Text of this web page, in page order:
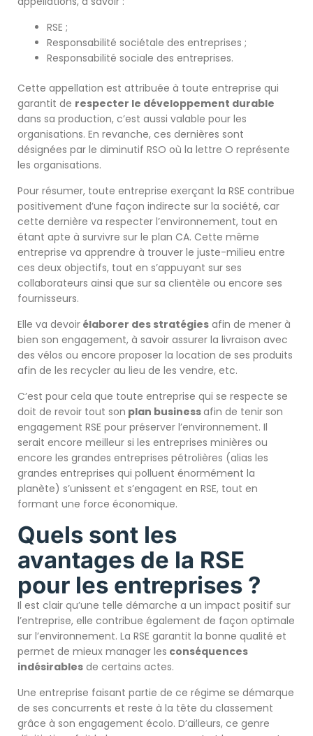
RSE ;
Responsabilité sociétale des entreprises ;
Responsabilité sociale des entreprises.
Cette appellation est attribuée à toute entreprise qui
garantit de respecter le développement durable
dans sa production, c’est aussi valable pour les
organisations. En revanche, ces dernières sont
désignées par le diminutif RSO où la lettre O représente
les organisations.
Pour résumer, toute entreprise exerçant la RSE contribue
positivement d’une façon indirecte sur la société, car
cette dernière va respecter l’environnement, tout en
étant apte à survivre sur le plan CA. Cette même
entreprise va apprendre à trouver le juste-milieu entre
ces deux objectifs, tout en s’appuyant sur ses
collaborateurs ainsi que sur sa clientèle ou encore ses
fournisseurs.
Elle va devoir élaborer des stratégies afin de mener à
bien son engagement, à savoir assurer la livraison avec
des vélos ou encore proposer la location de ses produits
afin de les recycler au lieu de les vendre, etc.
C’est pour cela que toute entreprise qui se respecte se
doit de revoir tout son plan businessafin de tenir son
engagement RSE pour préserver l’environnement. Il
serait encore meilleur si les entreprises minières ou
encore les grandes entreprises pétrolières (alias les
grandes entreprises qui polluent énormément la
planète) s’unissent et s’engagent en RSE, tout en
formant une force économique.
Quels sont les
avantages de la RSE
pour les entreprises ?
Il est clair qu’une telle démarche a un impact positif sur
l’entreprise, elle contribue également de façon optimale
sur l’environnement. La RSE garantit la bonne qualité et
permet de mieux manager les conséquences
indésirables de certains actes.
Une entreprise faisant partie de ce régime se démarque
de ses concurrents et reste à la tête du classement
grâce à son engagement écolo. D’ailleurs, ce genre